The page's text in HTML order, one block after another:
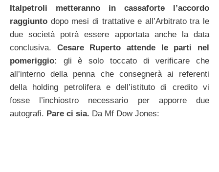
Italpetroli metteranno in cassaforte l’accordo
raggiunto dopo mesi di trattative e all’Arbitrato tra le
due società potrà essere apportata anche la data
conclusiva. Cesare Ruperto attende le parti nel
pomeriggio: gli è solo toccato di verificare che
all’interno della penna che consegnerà ai referenti
della holding petrolifera e dell’istituto di credito vi
fosse l’inchiostro necessario per apporre due
autografi. Pare ci sia. Da Mf Dow Jones: